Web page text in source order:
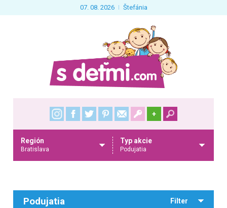
07. 08. 2026 Štefánia
+
Región
Bratislava
Typ akcie
Podujatia
Podujatia Filter